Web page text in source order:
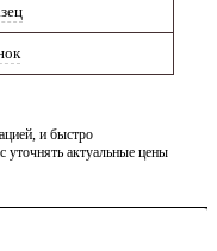
и быстро
актуальные цены